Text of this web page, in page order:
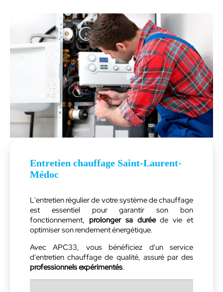
Entretien chauffage Saint-Laurent-
Médoc
L'entretien régulier de votre système de chauffage
est essentiel pour garantir son bon
fonctionnement, prolonger sa duréede vie et
optimiser son rendement énergétique.
Avec APC33, vous bénéficiez d'un service
d'entretien chauffage de qualité, assuré par des
professionnelsexpérimentés.